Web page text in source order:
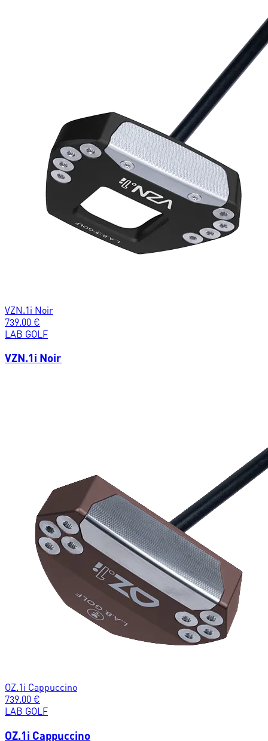
VZN.1i Noir
739.00 €
LAB GOLF
VZN.1i Noir
OZ.1i Cappuccino
739.00 €
LAB GOLF
OZ.1i Cappuccino